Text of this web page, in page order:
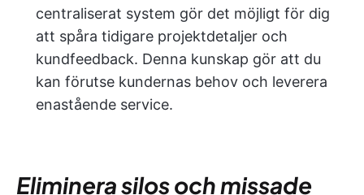
centraliserat system gör det möjligt för dig
att spåra tidigare projektdetaljer och
kundfeedback. Denna kunskap gör att du
kan förutse kundernas behov och leverera
enastående service.
Eliminera silos och missade